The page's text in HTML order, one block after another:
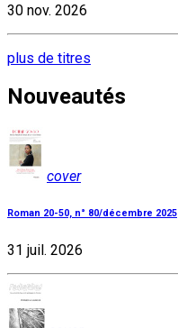
30 nov. 2026
plus de titres
Nouveautés
cover
Roman 20-50, n° 80/décembre 2025
31 juil. 2026